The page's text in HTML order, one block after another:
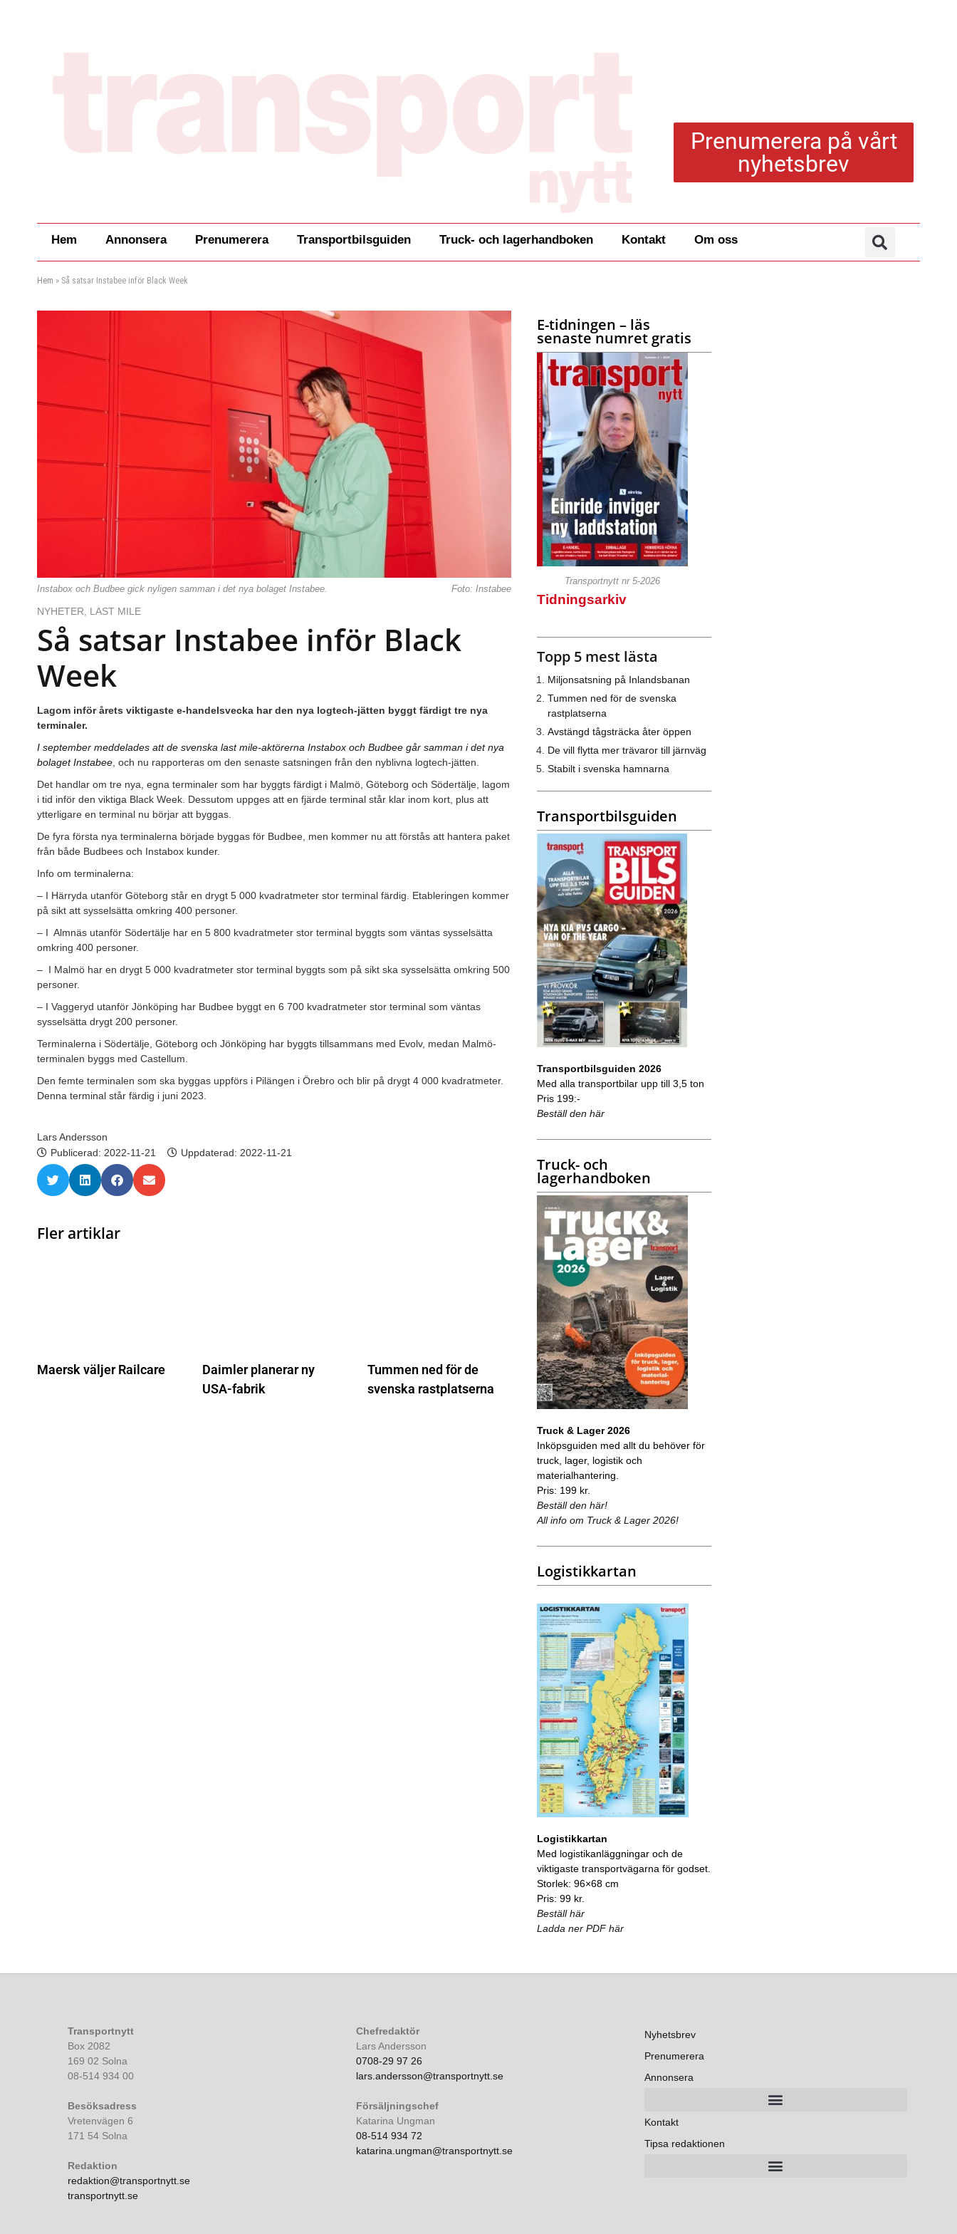
Prenumerera på vårt
nyhetsbrev
Hem Annonsera Prenumerera Transportbilsguiden Truck- och lagerhandboken Kontakt Om oss
Hem » Så satsar Instabee inför Black Week
Instabox och Budbee gick nyligen samman i det nya bolaget Instabee. Foto: Instabee
NYHETER LAST MILE
Så satsar Instabee inför Black
Week
Lagom inför årets viktigaste e-handelsvecka har den nya logtech-jätten byggt färdigt tre nya
terminaler.
I september meddelades att de svenska last mile-aktörerna Instabox och Budbee går samman i det nya
bolaget Instabee , och nu rapporteras om den senaste satsningen från den nyblivna logtech-jätten.
Det handlar om tre nya, egna terminaler som har byggts färdigt i Malmö, Göteborg och Södertälje, lagom
i tid inför den viktiga Black Week. Dessutom uppges att en fjärde terminal står klar inom kort, plus att
ytterligare en terminal nu börjar att byggas.
De fyra första nya terminalerna började byggas för Budbee, men kommer nu att förstås att hantera paket
från både Budbees och Instabox kunder.
Info om terminalerna:
– I Härryda utanför Göteborg står en drygt 5 000 kvadratmeter stor terminal färdig. Etableringen kommer
på sikt att sysselsätta omkring 400 personer.
– I Almnäs utanför Södertälje har en 5 800 kvadratmeter stor terminal byggts som väntas sysselsätta
omkring 400 personer.
– I Malmö har en drygt 5 000 kvadratmeter stor terminal byggts som på sikt ska sysselsätta omkring 500
personer.
– I Vaggeryd utanför Jönköping har Budbee byggt en 6 700 kvadratmeter stor terminal som väntas
sysselsätta drygt 200 personer.
Terminalerna i Södertälje, Göteborg och Jönköping har byggts tillsammans med Evolv, medan Malmö-
terminalen byggs med Castellum.
Den femte terminalen som ska byggas uppförs i Pilängen i Örebro och blir på drygt 4 000 kvadratmeter.
Denna terminal står färdig i juni 2023.
Lars Andersson
Publicerad: 2022-11-21 Uppdaterad: 2022-11-21
Fler artiklar
Maersk väljer Railcare
Daimler planerar ny
USA-fabrik
Tummen ned för de
svenska rastplatserna
E-tidningen – läs
senaste numret gratis
Transportnytt nr 5-2026
Tidningsarkiv
Topp 5 mest lästa
Miljonsatsning på Inlandsbanan
Tummen ned för de svenska
rastplatserna
Avstängd tågsträcka åter öppen
De vill flytta mer trävaror till järnväg
Stabilt i svenska hamnarna
Transportbilsguiden
Transportbilsguiden 2026
Med alla transportbilar upp till 3,5 ton
Pris 199:-
Beställ den här
Truck- och
lagerhandboken
Truck & Lager 2026
Inköpsguiden med allt du behöver för
truck, lager, logistik och
materialhantering.
Pris: 199 kr.
Beställ den här!
All info om Truck & Lager 2026!
Logistikkartan
Logistikkartan
Med logistikanläggningar och de
viktigaste transportvägarna för godset.
Storlek: 96×68 cm
Pris: 99 kr.
Beställ här
Ladda ner PDF här
Transportnytt
Box 2082
169 02 Solna
08-514 934 00
Besöksadress
Vretenvägen 6
171 54 Solna
Redaktion
redaktion@transportnytt.se
transportnytt.se
Chefredaktör
Lars Andersson
0708-29 97 26
lars.andersson@transportnytt.se
Försäljningschef
Katarina Ungman
08-514 934 72
katarina.ungman@transportnytt.se
Nyhetsbrev
Prenumerera
Annonsera
Kontakt
Tipsa redaktionen